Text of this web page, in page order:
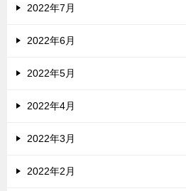
2022年7月
2022年6月
2022年5月
2022年4月
2022年3月
2022年2月